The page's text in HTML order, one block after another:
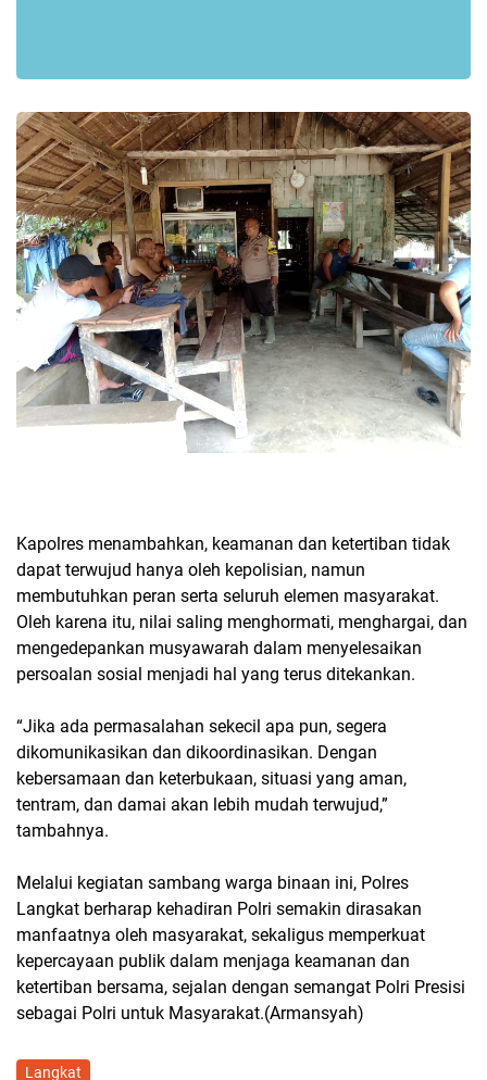
Kapolres menambahkan, keamanan dan ketertiban tidak
dapat terwujud hanya oleh kepolisian, namun
membutuhkan peran serta seluruh elemen masyarakat.
Oleh karena itu, nilai saling menghormati, menghargai, dan
mengedepankan musyawarah dalam menyelesaikan
persoalan sosial menjadi hal yang terus ditekankan.
“Jika ada permasalahan sekecil apa pun, segera
dikomunikasikan dan dikoordinasikan. Dengan
kebersamaan dan keterbukaan, situasi yang aman,
tentram, dan damai akan lebih mudah terwujud,”
tambahnya.
Melalui kegiatan sambang warga binaan ini, Polres
Langkat berharap kehadiran Polri semakin dirasakan
manfaatnya oleh masyarakat, sekaligus memperkuat
kepercayaan publik dalam menjaga keamanan dan
ketertiban bersama, sejalan dengan semangat Polri Presisi
sebagai Polri untuk Masyarakat.(Armansyah)
Langkat